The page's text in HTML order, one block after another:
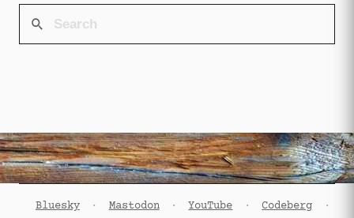
Bluesky · Mastodon · YouTube · Codeberg
·